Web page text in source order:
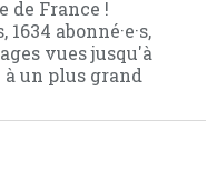
de France !
abonné·e·s,
vues jusqu'à
un plus grand